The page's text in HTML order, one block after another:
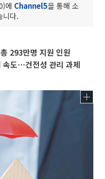
에 Channel5을 통해 소
니다.
293만명 지원 인원
속도⋯건전성 관리 과제